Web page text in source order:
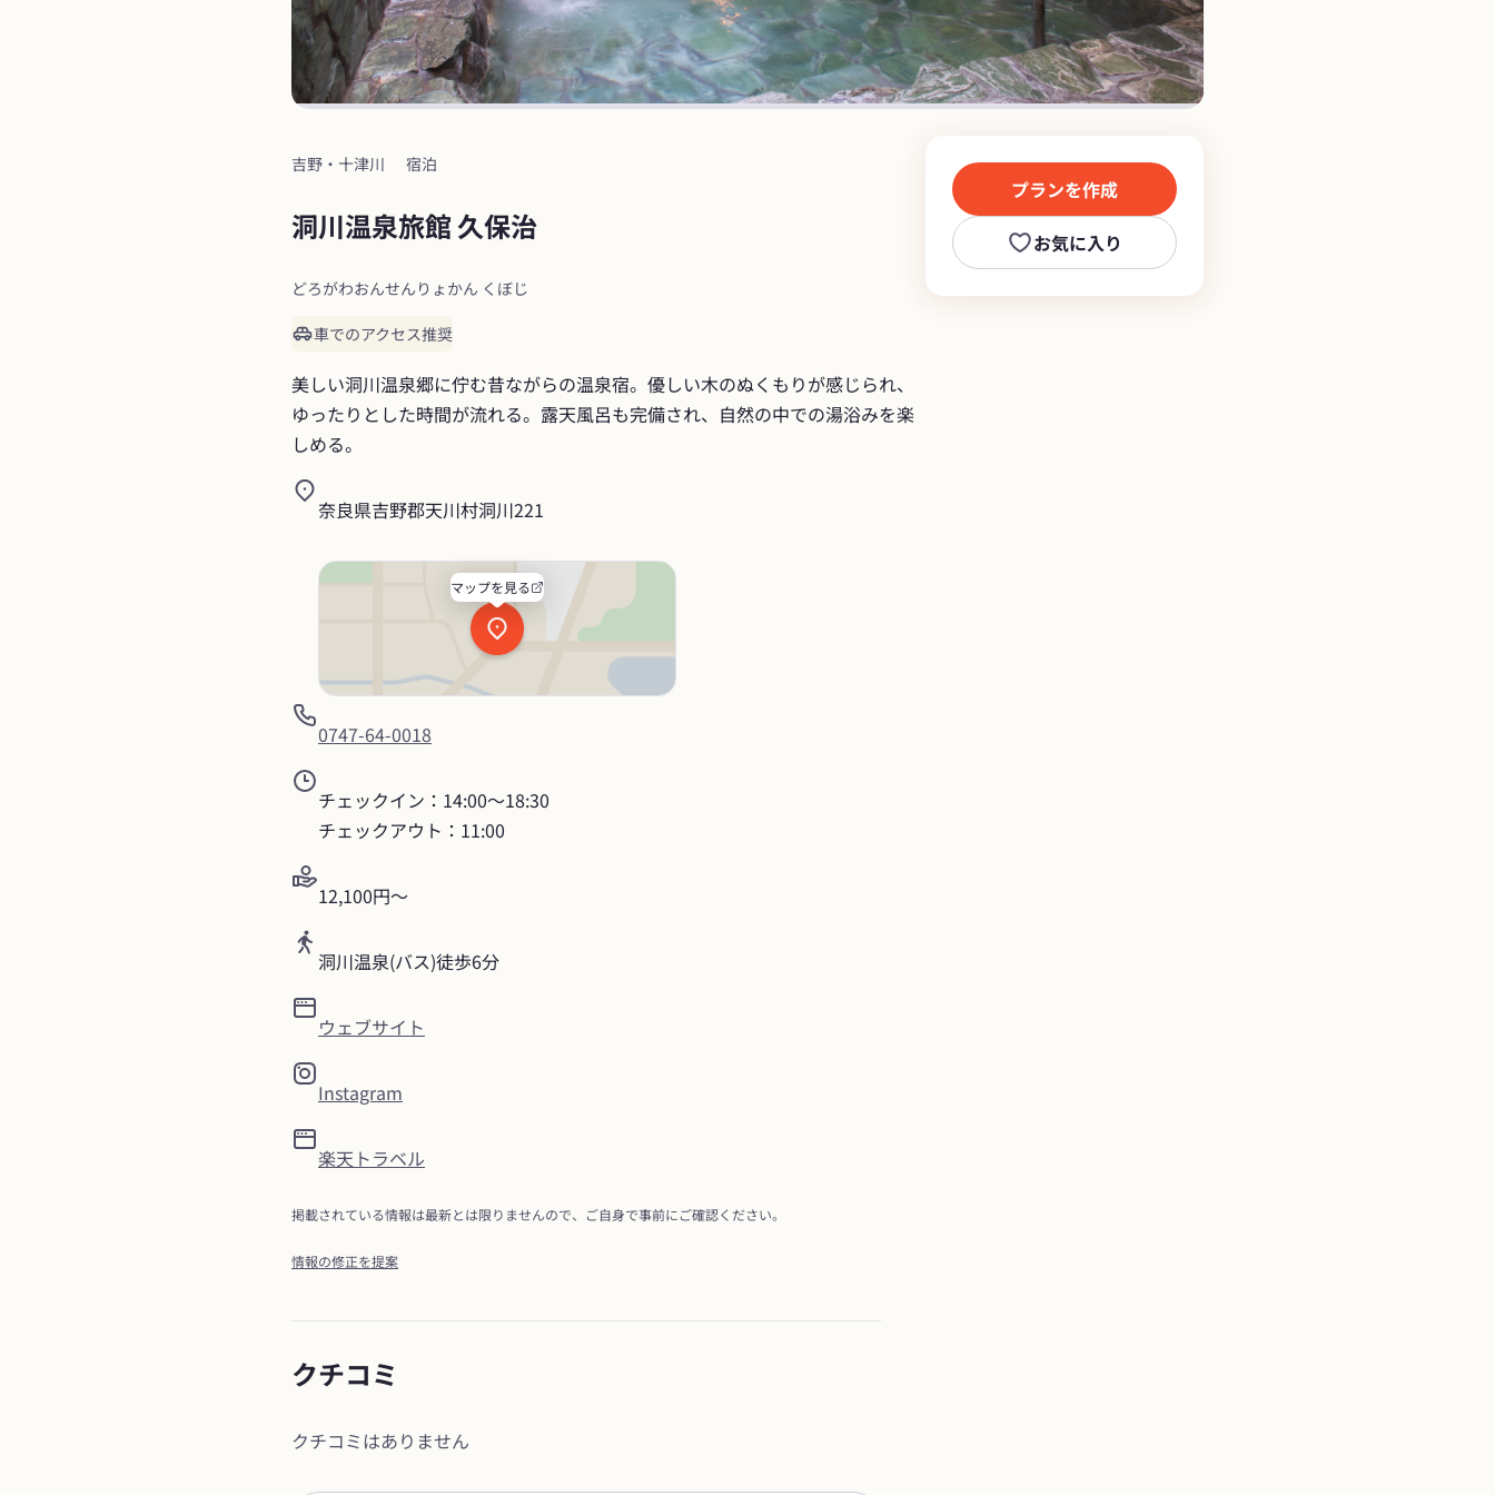
吉野・十津川 宿泊
洞川温泉旅館 久保治
どろがわおんせんりょかん くぼじ
車でのアクセス推奨
美しい洞川温泉郷に佇む昔ながらの温泉宿。優しい木のぬくもりが感じられ、
ゆったりとした時間が流れる。露天風呂も完備され、自然の中での湯浴みを楽
しめる。
奈良県吉野郡天川村洞川221
マップを見る
0747-64-0018
チェックイン：14:00〜18:30
チェックアウト：11:00
12,100円〜
洞川温泉(バス)徒歩6分
ウェブサイト
Instagram
楽天トラベル
掲載されている情報は最新とは限りませんので、ご自身で事前にご確認ください。
情報の修正を提案
プランを作成
お気に入り
クチコミ
クチコミはありません